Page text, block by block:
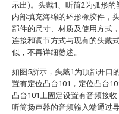
示出)。头戴1、听筒2为弧形的
内部填充海绵的环形橡胶件，
部件的尺寸、材质及使用方式
连接和调节方式与现有的头戴
似，不再详细赘述。
如图5所示，头戴1为顶部开口
置有定位凸台101，定位凸台
凸台101上固定设置有音频接
听筒扬声器的音频输入端通过